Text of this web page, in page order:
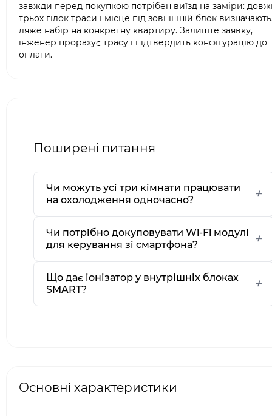
завжди перед покупкою потрібен виїзд на заміри:
трьох гілок траси і місце під зовнішній блок
ляже набір на конкретну квартиру. Залиште заявку,
інженер прорахує трасу і підтвердить конфігурацію до
оплати.
Поширені питання
Чи можуть усі три кімнати працювати
на охолодження одночасно?
Чи потрібно докуповувати Wi-Fi модулі
для керування зі смартфона?
Що дає іонізатор у внутрішніх блоках
SMART?
Основні характеристики